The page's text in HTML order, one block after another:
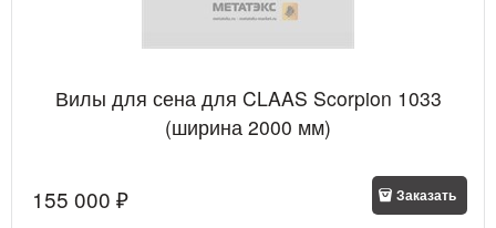
Вилы для сена для CLAAS Scorpion 1033
(ширина 2000 мм)
155 000 ₽ Заказать